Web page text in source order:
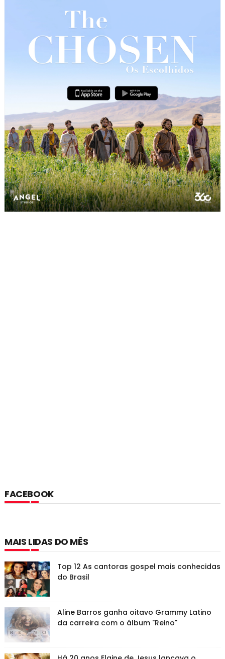
FACEBOOK
MAIS LIDAS DO MÊS
Top 12 As cantoras gospel mais conhecidas
do Brasil
Aline Barros ganha oitavo Grammy Latino
da carreira com o álbum "Reino"